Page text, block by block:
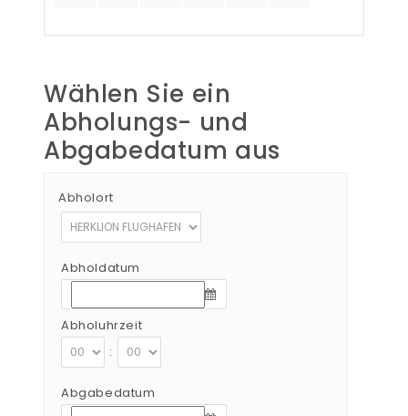
Wählen Sie ein
Abholungs- und
Abgabedatum aus
Abholort
Abholdatum
Abholuhrzeit
:
Abgabedatum